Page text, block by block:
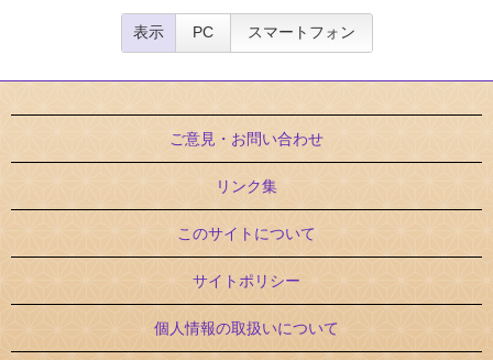
表示 PC スマートフォン
ご意見・お問い合わせ
リンク集
このサイトについて
サイトポリシー
個人情報の取扱いについて